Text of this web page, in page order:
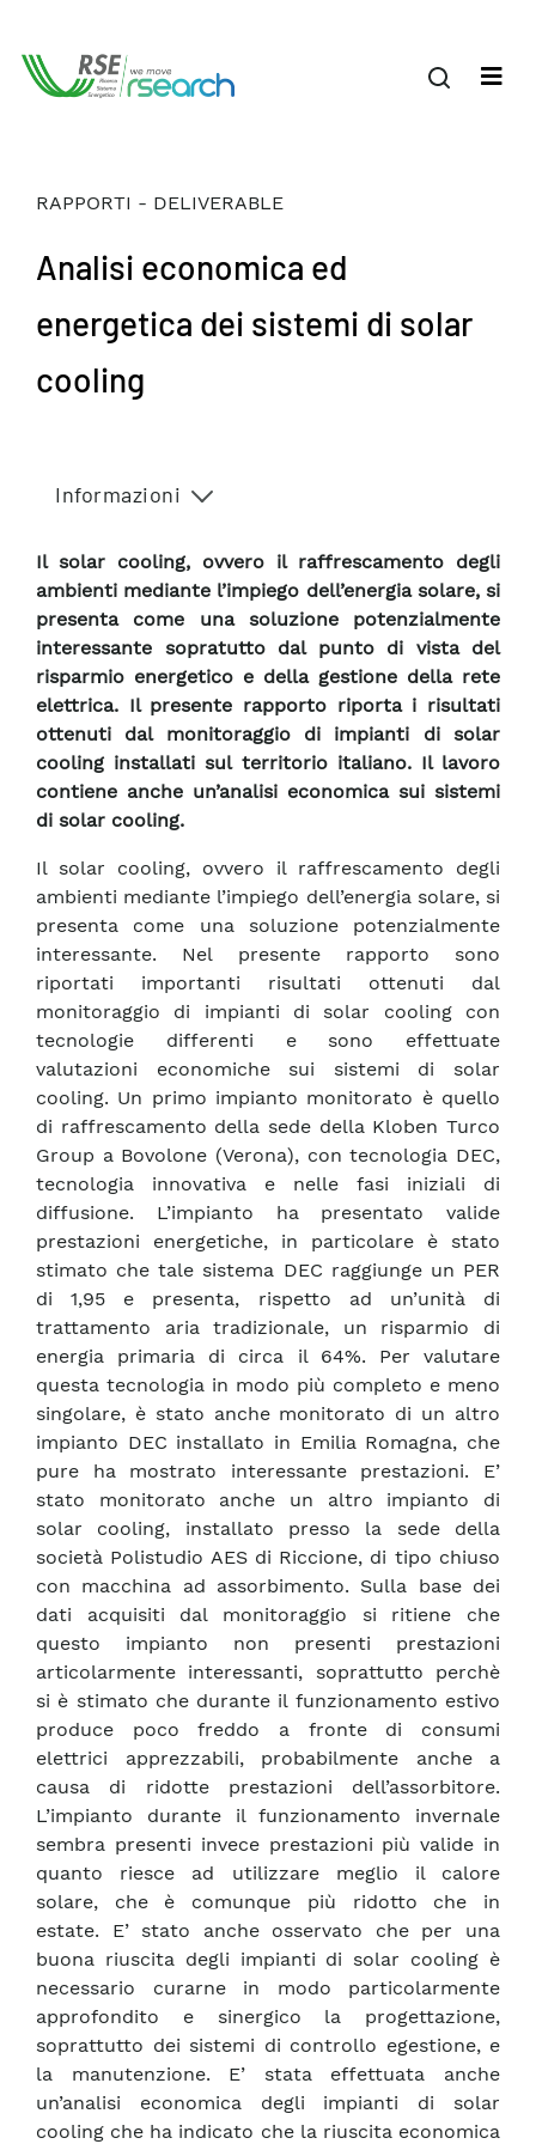
RAPPORTI - DELIVERABLE
Analisi economica ed
energetica dei sistemi di solar
cooling
Informazioni
Il solar cooling, ovvero il raffrescamento degli
ambienti mediante l’impiego dell’energia solare, si
presenta come una soluzione potenzialmente
interessante sopratutto dal punto di vista del
risparmio energetico e della gestione della rete
elettrica. Il presente rapporto riporta i risultati
ottenuti dal monitoraggio di impianti di solar
cooling installati sul territorio italiano. Il lavoro
contiene anche un’analisi economica sui sistemi
di solar cooling.
Il solar cooling, ovvero il raffrescamento degli
ambienti mediante l’impiego dell’energia solare, si
presenta come una soluzione potenzialmente
interessante. Nel presente rapporto sono
riportati importanti risultati ottenuti dal
monitoraggio di impianti di solar cooling con
tecnologie differenti e sono effettuate
valutazioni economiche sui sistemi di solar
cooling. Un primo impianto monitorato è quello
di raffrescamento della sede della Kloben Turco
Group a Bovolone (Verona), con tecnologia DEC,
tecnologia innovativa e nelle fasi iniziali di
diffusione. L’impianto ha presentato valide
prestazioni energetiche, in particolare è stato
stimato che tale sistema DEC raggiunge un PER
di 1,95 e presenta, rispetto ad un’unità di
trattamento aria tradizionale, un risparmio di
energia primaria di circa il 64%. Per valutare
questa tecnologia in modo più completo e meno
singolare, è stato anche monitorato di un altro
impianto DEC installato in Emilia Romagna, che
pure ha mostrato interessante prestazioni. E’
stato monitorato anche un altro impianto di
solar cooling, installato presso la sede della
società Polistudio AES di Riccione, di tipo chiuso
con macchina ad assorbimento. Sulla base dei
dati acquisiti dal monitoraggio si ritiene che
questo impianto non presenti prestazioni
articolarmente interessanti, soprattutto perchè
si è stimato che durante il funzionamento estivo
produce poco freddo a fronte di consumi
elettrici apprezzabili, probabilmente anche a
causa di ridotte prestazioni dell’assorbitore.
L’impianto durante il funzionamento invernale
sembra presenti invece prestazioni più valide in
quanto riesce ad utilizzare meglio il calore
solare, che è comunque più ridotto che in
estate. E’ stato anche osservato che per una
buona riuscita degli impianti di solar cooling è
necessario curarne in modo particolarmente
approfondito e sinergico la progettazione,
soprattutto dei sistemi di controllo egestione, e
la manutenzione. E’ stata effettuata anche
un’analisi economica degli impianti di solar
cooling che ha indicato che la riuscita economica